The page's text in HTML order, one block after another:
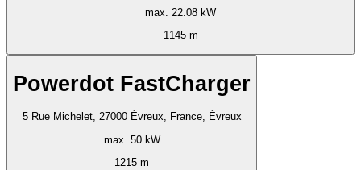
max. 22.08 kW
1145 m
Powerdot FastCharger
5 Rue Michelet, 27000 Évreux, France, Évreux
max. 50 kW
1215 m